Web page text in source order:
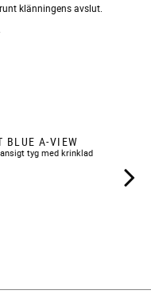
klänningens avslut.
BLUE A-VIEW
tyg med krinklad